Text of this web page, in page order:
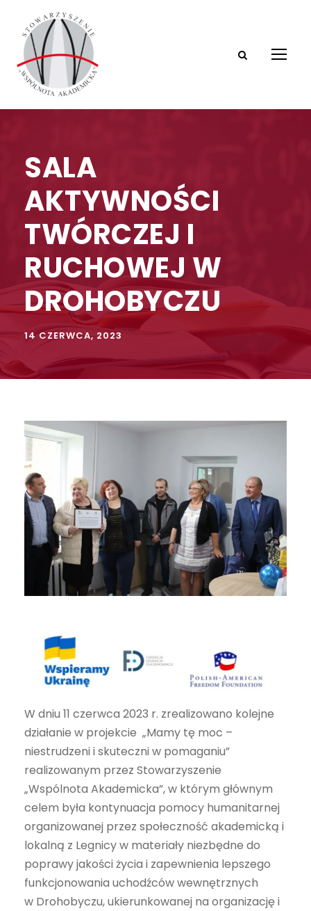
SALA
AKTYWNOŚCI
TWÓRCZEJ I
RUCHOWEJ W
DROHOBYCZU
14 CZERWCA, 2023
W dniu 11 czerwca 2023 r. zrealizowano kolejne
działanie w projekcie „Mamy tę moc –
niestrudzeni i skuteczni w pomaganiu”
realizowanym przez Stowarzyszenie
„Wspólnota Akademicka”, w którym głównym
celem była kontynuacja pomocy humanitarnej
organizowanej przez społeczność akademicką i
lokalną z Legnicy w materiały niezbędne do
poprawy jakości życia i zapewnienia lepszego
funkcjonowania uchodźców wewnętrznych
w Drohobyczu, ukierunkowanej na organizację i